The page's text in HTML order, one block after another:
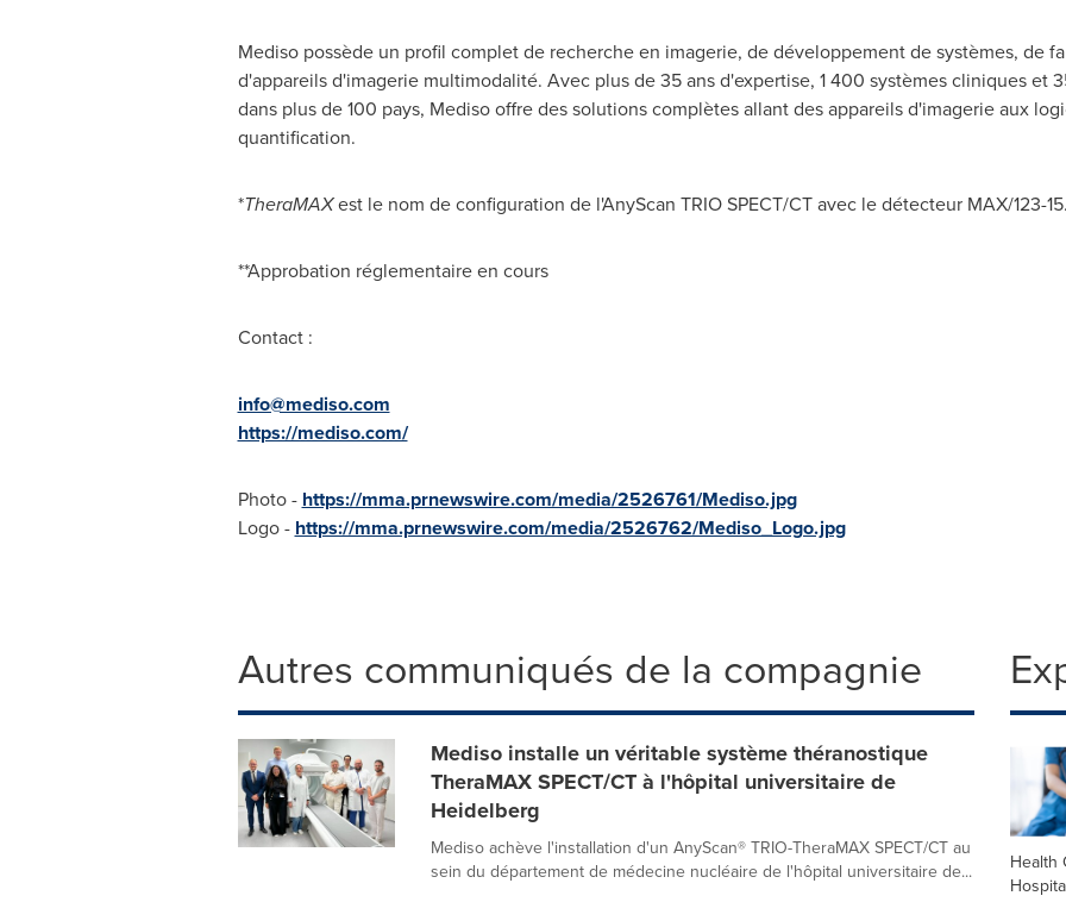
Mediso possède un profil complet de recherche en imagerie, de développement de systèmes, de
d'appareils d'imagerie multimodalité. Avec plus de 35 ans d'expertise, 1 400 systèmes cliniques et
dans plus de 100 pays, Mediso offre des solutions complètes allant des appareils d'imagerie aux
quantification.
*TheraMAXest le nom de configuration de l'AnyScan TRIO SPECT/CT avec le détecteur MAX/123-
**Approbation réglementaire en cours
Contact :
info@mediso.com
https://mediso.com/
Photo - https://mma.prnewswire.com/media/2526761/Mediso.jpg
Logo - https://mma.prnewswire.com/media/2526762/Mediso_Logo.jpg
Autres communiqués de la compagnie
Mediso installe un véritable système théranostique
TheraMAX SPECT/CT à l'hôpital universitaire de
Heidelberg
Mediso achève l'installation d'un AnyScan® TRIO-TheraMAX SPECT/CT au
sein du département de médecine nucléaire de l'hôpital universitaire de...
Health